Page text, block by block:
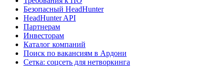
Безопасный HeadHunter
HeadHunter API
Партнерам
Инвесторам
Каталог компаний
Поиск по вакансиям в Ардони
Сетка: соцсеть для нетворкинга